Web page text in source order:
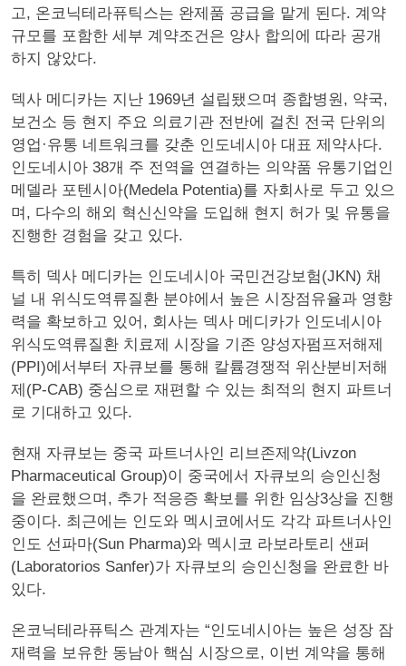
고, 온코닉테라퓨틱스는 완제품 공급을 맡게 된다. 계약
규모를 포함한 세부 계약조건은 양사 합의에 따라 공개
하지 않았다.
덱사 메디카는 지난 1969년 설립됐으며 종합병원, 약국,
보건소 등 현지 주요 의료기관 전반에 걸친 전국 단위의
영업·유통 네트워크를 갖춘 인도네시아 대표 제약사다.
인도네시아 38개 주 전역을 연결하는 의약품 유통기업인
메델라 포텐시아(Medela Potentia)를 자회사로 두고 있으
며, 다수의 해외 혁신신약을 도입해 현지 허가 및 유통을
진행한 경험을 갖고 있다.
특히 덱사 메디카는 인도네시아 국민건강보험(JKN) 채
널 내 위식도역류질환 분야에서 높은 시장점유율과 영향
력을 확보하고 있어, 회사는 덱사 메디카가 인도네시아
위식도역류질환 치료제 시장을 기존 양성자펌프저해제
(PPI)에서부터 자큐보를 통해 칼륨경쟁적 위산분비저해
제(P-CAB) 중심으로 재편할 수 있는 최적의 현지 파트너
로 기대하고 있다.
현재 자큐보는 중국 파트너사인 리브존제약(Livzon
Pharmaceutical Group)이 중국에서 자큐보의 승인신청
을 완료했으며, 추가 적응증 확보를 위한 임상3상을 진행
중이다. 최근에는 인도와 멕시코에서도 각각 파트너사인
인도 선파마(Sun Pharma)와 멕시코 라보라토리 샌퍼
(Laboratorios Sanfer)가 자큐보의 승인신청을 완료한 바
있다.
온코닉테라퓨틱스 관계자는 “인도네시아는 높은 성장 잠
재력을 보유한 동남아 핵심 시장으로, 이번 계약을 통해